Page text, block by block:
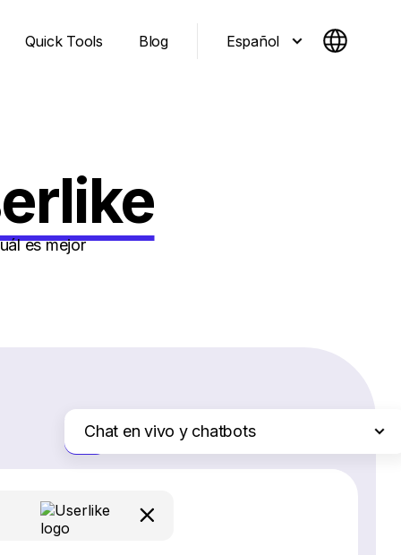
Quick Tools Blog Español
es mejor
Chat en vivo y chatbots
Servicios de hosting web
Solo las diferencias